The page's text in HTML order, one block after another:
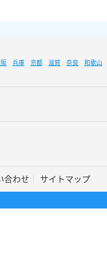
兵庫 京都 滋賀 奈良
和歌山
合わせ サイトマップ